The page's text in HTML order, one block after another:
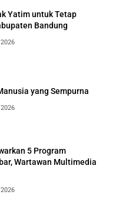
Yatim untuk Tetap
Bandung
yang Sempurna
5 Program
Wartawan Multimedia